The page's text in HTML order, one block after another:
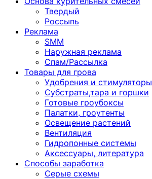
Твердый
Россыпь
Реклама
SMM
Наружная реклама
Спам/Рассылка
Товары для грова
Удобрения и стимуляторы
Субстраты,тара и горшки
Готовые гроубоксы
Палатки, гроутенты
Освещение растений
Вентиляция
Гидропонные системы
Аксессуары, литература
Способы заработка
Серые схемы